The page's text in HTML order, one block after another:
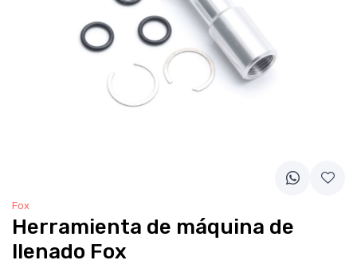
Fox
Herramienta de máquina de
llenado Fox